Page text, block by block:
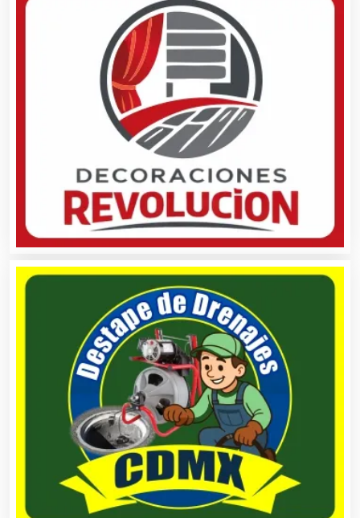
Alquiler de Sillas y Mesas
Alquiler de Trajes de Etiqueta
Alta Costura
Aluminio
Ambulancias
Análisis Clínicos
Análisis de Aguas
Animadores de Eventos
Aparatos y Equipos Eléctricos